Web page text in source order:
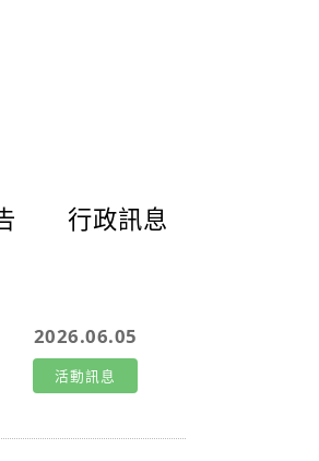
行政訊息
2026.06.05
活動訊息